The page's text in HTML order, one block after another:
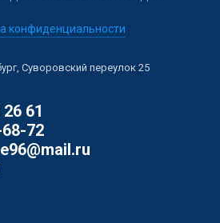
конфиденциальности
Суворовский переулок 25
61
72